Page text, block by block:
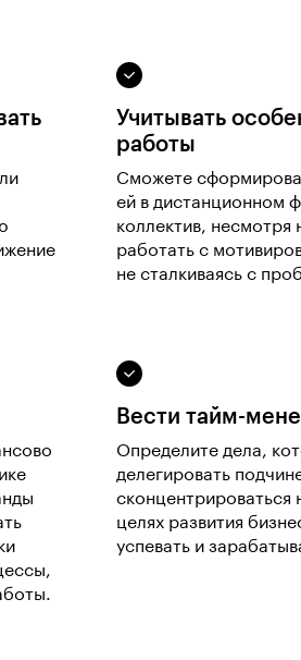
Учитывать
работы
Сможете
ей в дистанционном
коллектив, несмотря
работать с
не сталкиваясь с
Вести тайм-
Определите дела,
делегировать
сконцентрироваться
целях развития
успевать и